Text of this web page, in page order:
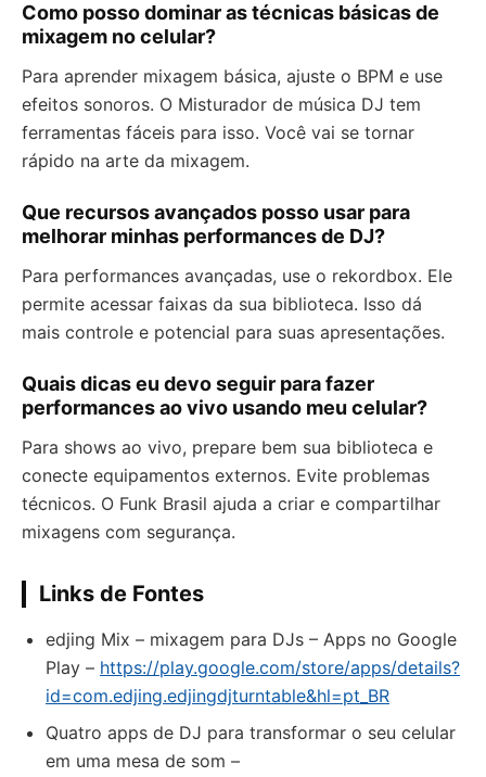
Como posso dominar as técnicas básicas de
mixagem no celular?
Para aprender mixagem básica, ajuste o BPM e use
efeitos sonoros. O Misturador de música DJ tem
ferramentas fáceis para isso. Você vai se tornar
rápido na arte da mixagem.
Que recursos avançados posso usar para
melhorar minhas performances de DJ?
Para performances avançadas, use o rekordbox. Ele
permite acessar faixas da sua biblioteca. Isso dá
mais controle e potencial para suas apresentações.
Quais dicas eu devo seguir para fazer
performances ao vivo usando meu celular?
Para shows ao vivo, prepare bem sua biblioteca e
conecte equipamentos externos. Evite problemas
técnicos. O Funk Brasil ajuda a criar e compartilhar
mixagens com segurança.
Links de Fontes
edjing Mix – mixagem para DJs – Apps no Google
Play – https://play.google.com/store/apps/details?
id=com.edjing.edjingdjturntable&hl=pt_BR
Quatro apps de DJ para transformar o seu celular
em uma mesa de som –